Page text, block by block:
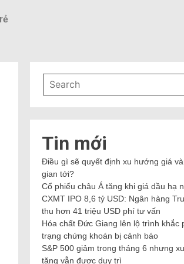
Tin mới
Điều gì sẽ quyết định xu hướng giá
gian tới?
Cổ phiếu châu Á tăng khi giá dầu hạ
CXMT IPO 8,6 tỷ USD: Ngân hàng
thu hơn 41 triệu USD phí tư vấn
Hóa chất Đức Giang lên lộ trình khắc
trạng chứng khoán bị cảnh báo
S&P 500 giảm trong tháng 6 nhưng
tăng vẫn được duy trì